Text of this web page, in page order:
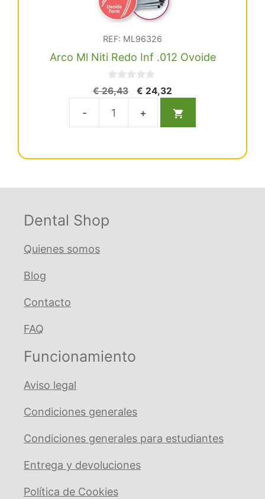
REF: ML96326
Arco Ml Niti Redo Inf .012 Ovoide
0
d
5
€26,43
El
original
era:
€ 24,32
actual
es:
Arco
Dental Shop
Quienes somos
Blog
Contacto
FAQ
Funcionamiento
Aviso legal
Condiciones generales
Condiciones generales para estudiantes
Entrega y devoluciones
Política de Cookies